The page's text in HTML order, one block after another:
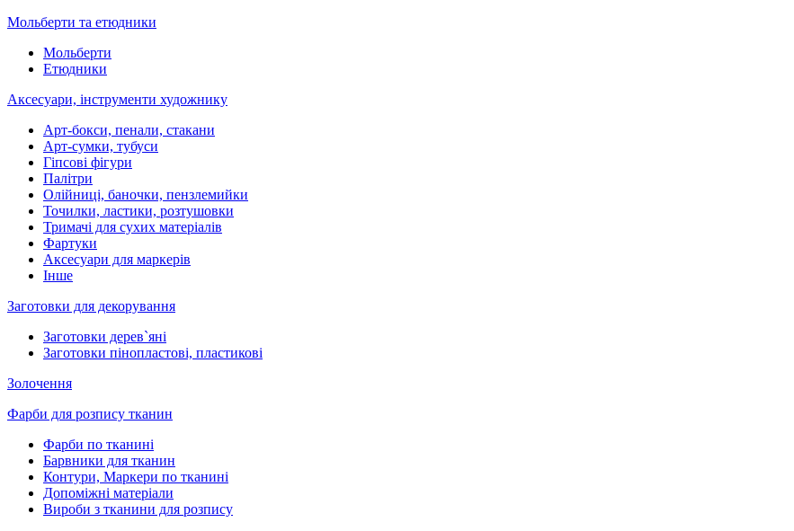
Мольберти та етюдники
Мольберти
Етюдники
Аксесуари, інструменти художнику
Арт-бокси, пенали, стакани
Арт-сумки, тубуси
Гіпсові фігури
Палітри
Олійниці, баночки, пензлемийки
Точилки, ластики, розтушовки
Тримачі для сухих матеріалів
Фартуки
Аксесуари для маркерів
Інше
Заготовки для декорування
Заготовки дерев`яні
Заготовки пінопластові, пластикові
Золочення
Фарби для розпису тканин
Фарби по тканині
Барвники для тканин
Контури, Маркери по тканині
Допоміжні матеріали
Вироби з тканини для розпису